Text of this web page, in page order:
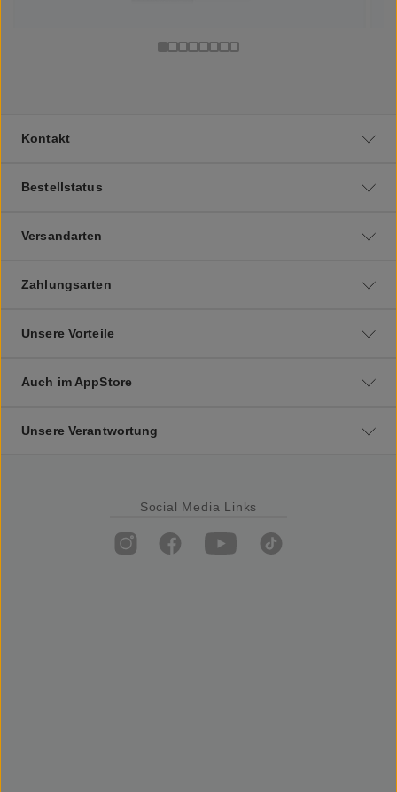
Kontakt
Bestellstatus
Versandarten
Zahlungsarten
Unsere Vorteile
Auch im AppStore
Unsere Verantwortung
Social Media Links